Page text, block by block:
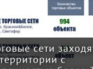
сети
с